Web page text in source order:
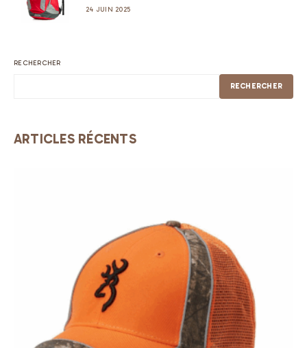
24 JUIN 2025
RECHERCHER
RECHERCHER
ARTICLES RÉCENTS